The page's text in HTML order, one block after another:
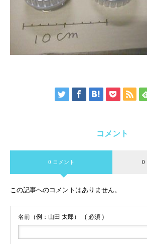
コメント
0 コメント 0
この記事へのコメントはありません。
名前（例：山田 太郎） ( 必須 )